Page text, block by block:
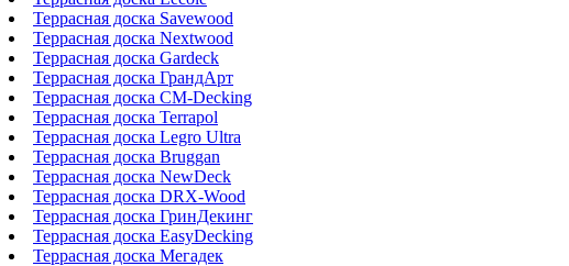
Террасная доска Savewood
Террасная доска Nextwood
Террасная доска Gardeck
Террасная доска ГрандАрт
Террасная доска CM-Decking
Террасная доска Terrapol
Террасная доска Legro Ultra
Террасная доска Bruggan
Террасная доска NewDeck
Террасная доска DRX-Wood
Террасная доска ГринДекинг
Террасная доска EasyDecking
Террасная доска Мегадек